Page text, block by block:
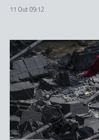
11 Out 09:12